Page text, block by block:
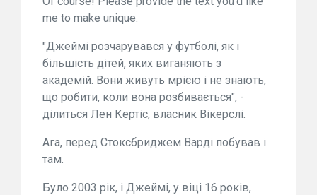
me to make unique.
"Джеймі розчарувався у футболі, як і
більшість дітей, яких виганяють з
академій. Вони живуть мрією і не знають,
що робити, коли вона розбивається", -
ділиться Лен Кертіс, власник Вікерслі.
Ага, перед Стоксбриджем Варді побував і
там.
Було 2003 рік, і Джеймі, у віці 16 років,